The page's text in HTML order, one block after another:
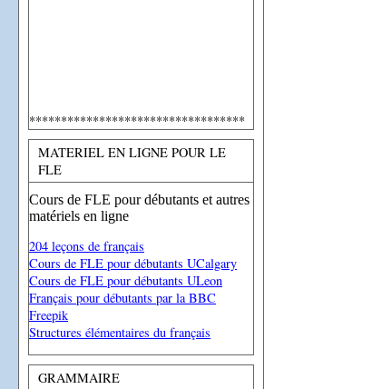
**********************************
MATERIEL EN LIGNE POUR LE
FLE
Cours de FLE pour débutants et autres
matériels en ligne
204 leçons de français
Cours de FLE pour débutants UCalgary
Cours de FLE pour débutants ULeon
Français pour débutants par la BBC
Freepik
Structures élémentaires du français
GRAMMAIRE